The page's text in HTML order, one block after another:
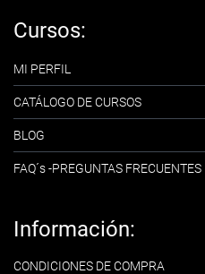
Cursos:
MI PERFIL
CATÁLOGO DE CURSOS
BLOG
FAQ´s -PREGUNTAS FRECUENTES
Información:
CONDICIONES DE COMPRA